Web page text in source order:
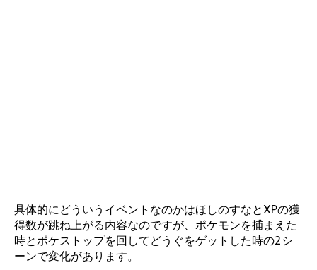
具体的にどういうイベントなのかはほしのすなとXPの獲
得数が跳ね上がる内容なのですが、ポケモンを捕まえた
時とポケストップを回してどうぐをゲットした時の2シ
ーンで変化があります。